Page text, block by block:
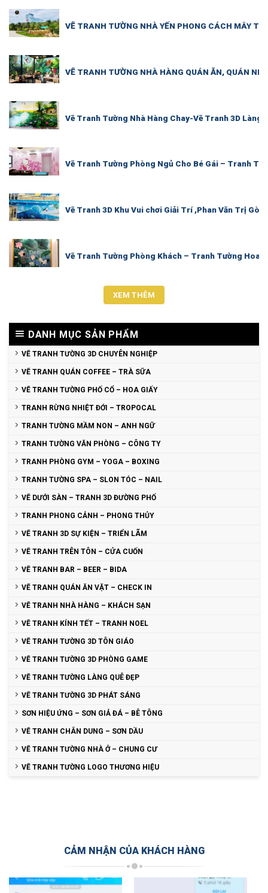
VẼ TRANH TƯỜNG NHÀ YẾN PHONG CÁCH MÂY
VẼ TRANH TƯỜNG NHÀ HÀNG QUÁN ĂN, QUÁN
Vẽ Tranh Tường Nhà Hàng Chay-Vẽ Tranh 3D Làng
Vẽ Tranh Tường Phòng Ngủ Cho Bé Gái – Tranh
Vẽ Tranh 3D Khu Vui chơi Giải Trí ,Phan Văn Trị Gò
Vẽ Tranh Tường Phòng Khách – Tranh Tường Hoa
XEM THÊM
DANH MỤC SẢN PHẨM
VẼ TRANH TƯỜNG 3D CHUYÊN NGHIỆP
VẼ TRANH QUÁN COFFEE – TRÀ SỮA
VẼ TRANH TƯỜNG PHỐ CỔ – HOA GIẤY
TRANH RỪNG NHIỆT ĐỚI – TROPOCAL
TRANH TƯỜNG MẦM NON – ANH NGỮ
TRANH TƯỜNG VĂN PHÒNG – CÔNG TY
TRANH PHÒNG GYM – YOGA – BOXING
TRANH TƯỜNG SPA – SLON TÓC – NAIL
VẼ DƯỚI SÀN – TRANH 3D ĐƯỜNG PHỐ
TRANH PHONG CẢNH – PHONG THỦY
VẼ TRANH 3D SỰ KIỆN – TRIỂN LÃM
VẼ TRANH TRÊN TÔN – CỬA CUỐN
VẼ TRANH BAR – BEER – BIDA
VẼ TRANH QUÁN ĂN VẶT – CHECK IN
VẼ TRANH NHÀ HÀNG – KHÁCH SẠN
VẼ TRANH KÍNH TẾT – TRANH NOEL
VẼ TRANH TƯỜNG 3D TÔN GIÁO
VẼ TRANH TƯỜNG 3D PHÒNG GAME
VẼ TRANH TƯỜNG LÀNG QUÊ ĐẸP
VẼ TRANH TƯỜNG 3D PHÁT SÁNG
SƠN HIỆU ỨNG – SƠN GIẢ ĐÁ – BÊ TÔNG
VẼ TRANH CHÂN DUNG – SƠN DẦU
VẼ TRANH TƯỜNG NHÀ Ở – CHUNG CƯ
VẼ TRANH TƯỜNG LOGO THƯƠNG HIỆU
CẢM NHẬN CỦA KHÁCH HÀNG